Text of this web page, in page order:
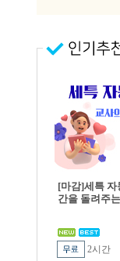
[마감]세특 자
간을 돌려주
2시간